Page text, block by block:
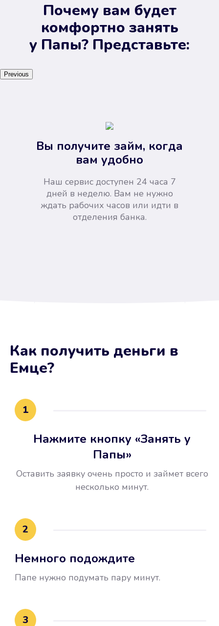
Почему вам будет
комфортно занять
у Папы? Представьте:
Previous
Вы получите займ, когда
вам удобно
Наш сервис доступен 24 часа 7
дней в неделю. Вам не нужно
ждать рабочих часов или идти в
отделения банка.
Не потребовались справки, залоги
и поручители. Папа вам доверяет.
воспользовались бесплатной
это открыло новые возможности в
Как получить деньги в
Емце?
1
Нажмите кнопку «Занять у
Папы»
Оставить заявку очень просто и займет всего
несколько минут.
2
Немного подождите
Папе нужно подумать пару минут.
3